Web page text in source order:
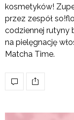
kosmetyków!
przez zespół
codziennej rutyny
na pielęgnację
Matcha Time.